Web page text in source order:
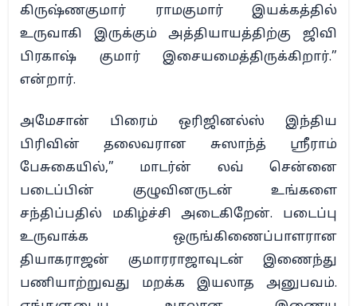
கிருஷ்ணகுமார் ராமகுமார் இயக்கத்தில்
உருவாகி இருக்கும் அத்தியாயத்திற்கு ஜிவி
பிரகாஷ் குமார் இசையமைத்திருக்கிறார்.”
என்றார்.
அமேசான் பிரைம் ஒரிஜினல்ஸ் இந்திய
பிரிவின் தலைவரான சுஸாந்த் ஸ்ரீராம்
பேசுகையில்,” மாடர்ன் லவ் சென்னை
படைப்பின் குழுவினருடன் உங்களை
சந்திப்பதில் மகிழ்ச்சி அடைகிறேன். படைப்பு
உருவாக்க ஒருங்கிணைப்பாளரான
தியாகராஜன் குமாரராஜாவுடன் இணைந்து
பணியாற்றுவது மறக்க இயலாத அனுபவம்.